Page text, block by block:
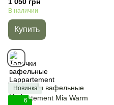
В наличии
Купить
Новинка
6